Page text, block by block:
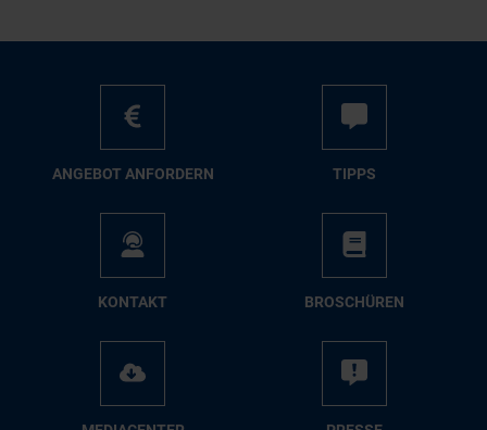
AN­GE­BOT AN­FOR­DERN TIPPS
KON­TAKT BRO­SCHÜ­REN